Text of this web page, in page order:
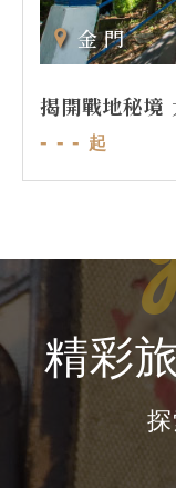
金門
揭開戰地秘境
- - -
精彩